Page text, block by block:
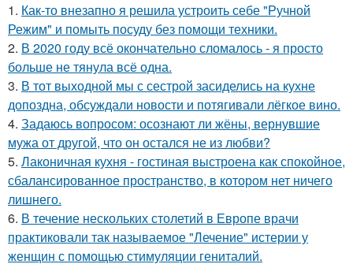
1. Как-то внезапно я решила устроить себе "Ручной
Режим" и помыть посуду без помощи техники.
2. В 2020 году всё окончательно сломалось - я просто
больше не тянула всё одна.
3. В тот выходной мы с сестрой засиделись на кухне
допоздна, обсуждали новости и потягивали лёгкое вино.
4. Задаюсь вопросом: осознают ли жёны, вернувшие
мужа от другой, что он остался не из любви?
5. Лаконичная кухня - гостиная выстроена как спокойное,
сбалансированное пространство, в котором нет ничего
лишнего.
6. В течение нескольких столетий в Европе врачи
практиковали так называемое "Лечение" истерии у
женщин с помощью стимуляции гениталий.